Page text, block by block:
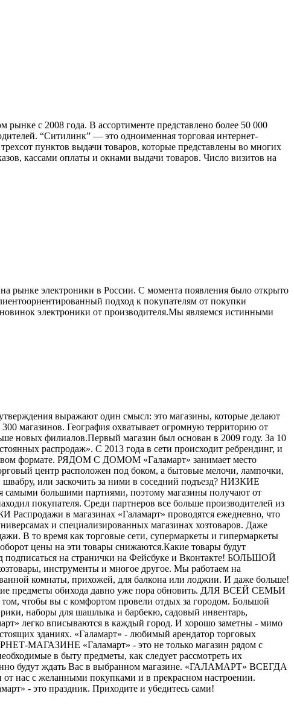
с 2008 года. В ассортименте представлено более 50 000
“Ситилинк” — это одноименная торговая интернет-
пунктов выдачи товаров, которые представлены во многих
кассами оплаты и окнами выдачи товаров. Число визитов на
рынке электроники в России. С момента появления было открыто
подход к покупателям от покупки
электроники от производителя.Мы являемся истинными
выражают один смысл: это магазины, которые делают
магазинов. География охватывает огромную территорию от
новых филиалов.Первый магазин был основан в 2009 году. За 10
распродаж». С 2013 года в сети происходит ребрендинг, и
формате. РЯДОМ С ДОМОМ «Галамарт» занимает место
центр расположен под боком, а бытовые мелочи, лампочки,
или заскочить за ними в соседний подъезд? НИЗКИЕ
большими партиями, поэтому магазины получают от
покупателя. Среди партнеров все больше производителей из
в магазинах «Галамарт» проводятся ежедневно, что
и специализированных магазинах хозтоваров. Даже
В то время как торговые сети, супермаркеты и гипермаркеты
цены на эти товары снижаются.Какие товары будут
подписаться на странички на Фейсбуке и Вконтакте! БОЛЬШОЙ
инструменты и многое другое. Мы работаем на
ванной комнаты, прихожей, для балкона или лоджии. И даже больше!
предметы обихода давно уже пора обновить. ДЛЯ ВСЕЙ СЕМЬИ
чтобы вы с комфортом провели отдых за городом. Большой
наборы для шашлыка и барбекю, садовый инвентарь,
легко вписываются в каждый город. И хорошо заметны - мимо
зданиях. «Галамарт» - любимый арендатор торговых
МАГАЗИНЕ «Галамарт» - это не только магазин рядом с
в быту предметы, как следует рассмотреть их
будут ждать Вас в выбранном магазине. «ГАЛАМАРТ» ВСЕГДА
нас с желанными покупками и в прекрасном настроении.
- это праздник. Приходите и убедитесь сами!